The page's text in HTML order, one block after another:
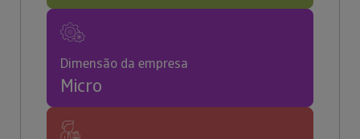
Dimensão da empresa
Micro